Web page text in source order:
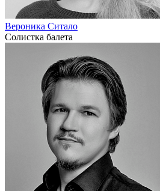
Вероника Ситало
Солистка балета